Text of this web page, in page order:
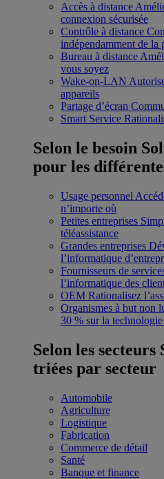
Accès à distance
connexion sécurisée
Contrôle à distance
indépendamment de la
Bureau à distance
vous soyez
Wake-on-LAN
appareils
Partage d’écran
Smart Service
Selon le besoin
pour les
Usage personnel
n’importe où
Petites entreprises
téléassistance
Grandes entreprises
l’informatique
Fournisseurs de
l’informatique des
OEM Rationalisez
Organismes à but non
30 % sur la
Selon les secteurs
triées par secteur
Automobile
Agriculture
Logistique
Fabrication
Commerce de détail
Santé
Banque et finance